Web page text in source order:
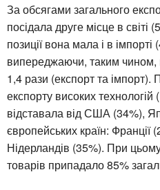
За обсягами загального
посідала друге місце в світі
позиції вона мала і в
випереджаючи, таким чином,
1,4 рази (експорт та імпорт).
експорту високих технологій
відставала від США (34%),
європейських країн: Франції
Нідерландів (35%). При
товарів припадало 85%